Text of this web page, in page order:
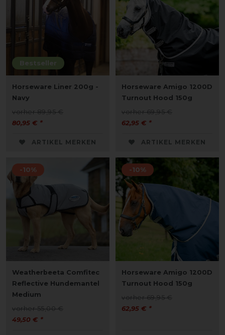
Bestseller
Horseware Liner 200g -
Navy
vorher 89,95 €
80,95 € *
ARTIKEL MERKEN
Horseware Amigo 1200D
Turnout Hood 150g
vorher 69,95 €
62,95 € *
ARTIKEL MERKEN
-10%
Weatherbeeta Comfitec
Reflective Hundemantel
Medium
vorher 55,00 €
49,50 € *
-10%
Horseware Amigo 1200D
Turnout Hood 150g
vorher 69,95 €
62,95 € *